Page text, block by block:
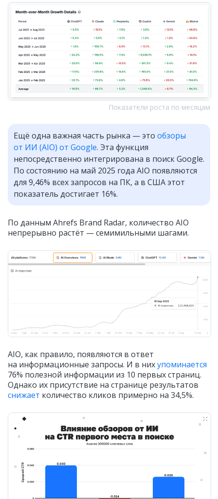
Показатели роста по месяцам
Ещё одна важная часть рынка — это обзоры
от ИИ (AIO) от Google. Эта функция
непосредственно интегрирована в поиск Google.
По состоянию на май 2025 года AIO появляются
для 9,46% всех запросов на ПК, а в США этот
показатель достигает 16%.
По данным Ahrefs Brand Radar, количество AIO
непрерывно растёт — семимильными шагами.
AIO, как правило, появляются в ответ
на информационные запросы. И в нихупоминается
76% полезной информации из 10 первых страниц.
Однако их присутствие на странице результатов
снижает количество кликов примерно на 34,5%.